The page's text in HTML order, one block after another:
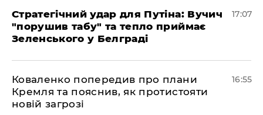
Стратегічний удар для Путіна: Вучич
"порушив табу" та тепло приймає
Зеленського у Белграді
17:07
Коваленко попередив про плани
Кремля та пояснив, як протистояти
новій загрозі
16:55